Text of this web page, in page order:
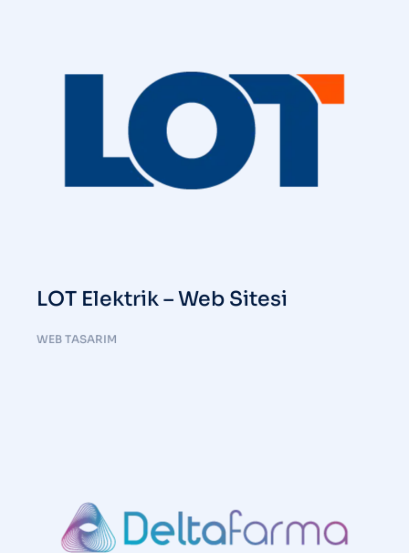
LOT Elektrik – Web Sitesi
WEB TASARIM